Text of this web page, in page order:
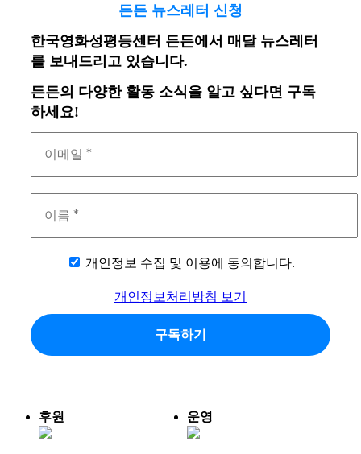
든든 뉴스레터 신청
한국영화성평등센터 든든에서 매달 뉴스레터
를 보내드리고 있습니다.
든든의 다양한 활동 소식을 알고 싶다면 구독
하세요!
개인정보 수집 및 이용에 동의합니다.
개인정보처리방침 보기
운영
후원